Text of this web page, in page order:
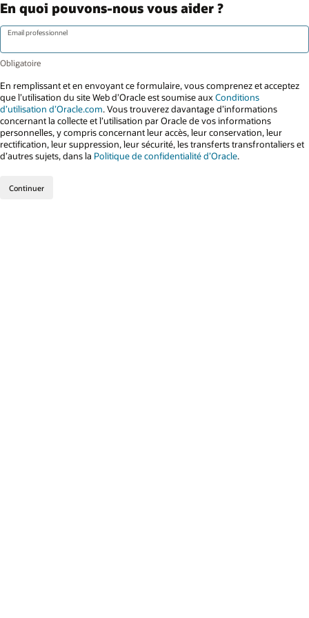
En quoi pouvons-nous vous aider ?
Email professionnel
En remplissant et en envoyant ce formulaire, vous comprenez et acceptez
que l’utilisation du site Web d’Oracle est soumise auxConditions
d’utilisation d’Oracle.com. Vous trouverez davantage d’informations
concernant la collecte et l’utilisation par Oracle de vos informations
personnelles, y compris concernant leur accès, leur conservation, leur
rectification, leur suppression, leur sécurité, les transferts transfrontaliers et
d’autres sujets, dans la Politique de confidentialité d’Oracle.
Continuer